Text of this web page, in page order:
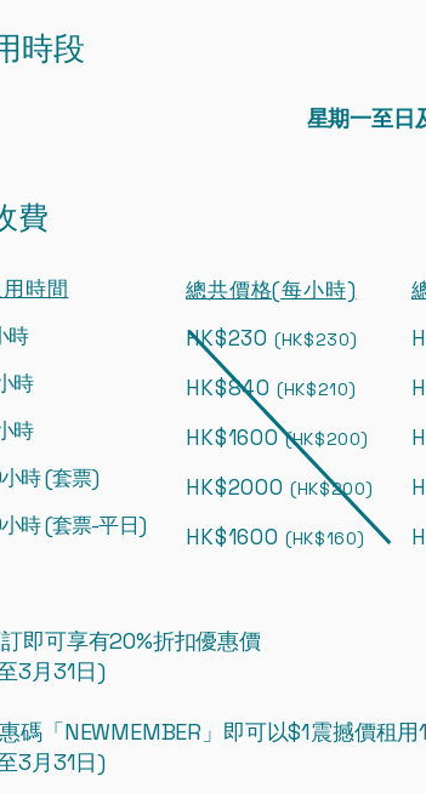
時段
星期一至日
費
時間
時
時
時
時 (套票)
時 (套票-平日)
總共價格(每小時)
HK$230 (HK$230)
HK$840 (HK$210)
HK$1600(HK$200)
HK$2000 (HK$200)
HK$1600 (HK$160)
即可享有20%折扣優惠價
3月31日)
碼「NEWMEMBER」即可以$1震撼價租
3月31日)